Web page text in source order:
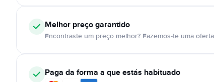
Melhor preço garantido
Encontraste um preço melhor? Fazemos-te uma
Paga da forma a que estás habituado